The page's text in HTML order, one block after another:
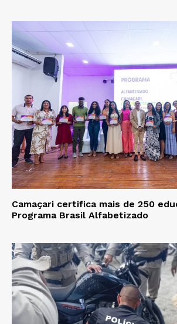
Camaçari certifica mais de 250
Programa Brasil Alfabetizado